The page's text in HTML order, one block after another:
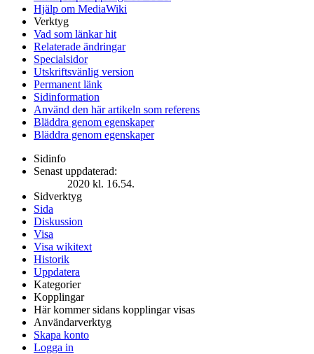
Hjälp om MediaWiki
Verktyg
Vad som länkar hit
Relaterade ändringar
Specialsidor
Utskriftsvänlig version
Permanent länk
Sidinformation
Använd den här artikeln som referens
Bläddra genom egenskaper
Bläddra genom egenskaper
Sidinfo
Senast uppdaterad:
2020 kl. 16.54.
Sidverktyg
Sida
Diskussion
Visa
Visa wikitext
Historik
Uppdatera
Kategorier
Kopplingar
Här kommer sidans kopplingar visas
Användarverktyg
Skapa konto
Logga in